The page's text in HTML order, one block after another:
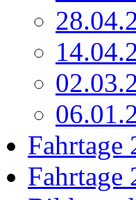
Fahrtage
Fahrtage